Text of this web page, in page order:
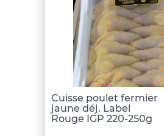
Cuisse poulet fermier
jaune déj. Label
Rouge IGP 220-250g